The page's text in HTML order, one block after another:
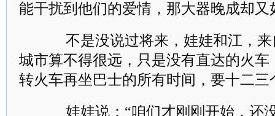
能干扰到他们的爱情，那大器晚成却又
不是没说过将来，娃娃和江，来
城市算不得很远，只是没有直达的火
转火车再坐巴士的所有时间，要十二三
娃娃说：“咱们才刚刚开始，还